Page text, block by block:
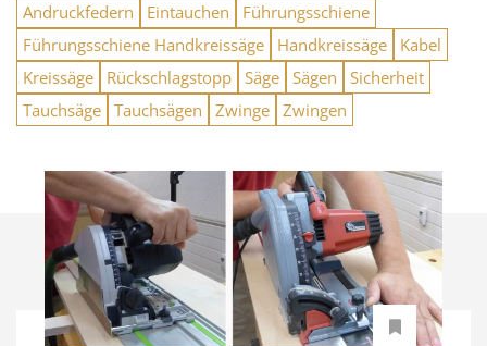
Andruckfedern Eintauchen
Führungsschiene
Führungsschiene Handkreissäge
Handkreissäge
Kabel
Kreissäge
Rückschlagstopp Säge Sägen
Sicherheit
Tauchsäge Tauchsägen Zwinge Zwingen